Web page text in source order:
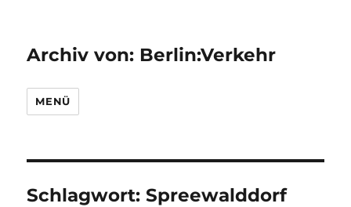
Archiv von: Berlin:Verkehr
MENÜ
Schlagwort:Spreewalddorf